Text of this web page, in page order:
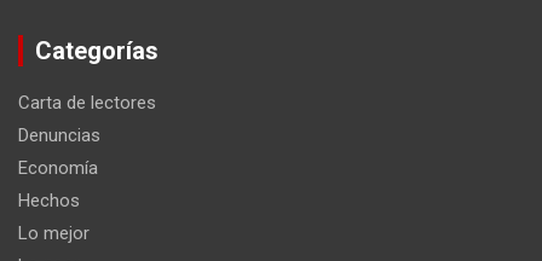
Categorías
Carta de lectores
Denuncias
Economía
Hechos
Lo mejor